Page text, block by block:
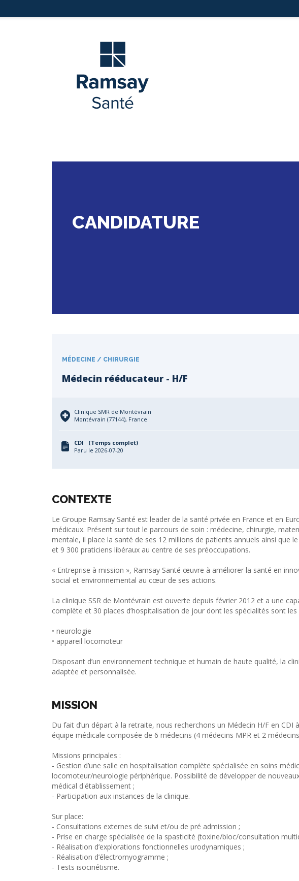
CANDIDATURE
MÉDECINE / CHIRURGIE
Médecin rééducateur - H/F
Clinique SMR de Montévrain
Montévrain (77144), France
CDI (Temps complet)
Paru le 2026-07-20
CONTEXTE
Le Groupe Ramsay Santé est leader de la santé privée en France et en
médicaux. Présent sur tout le parcours de soin : médecine, chirurgie,
mentale, il place la santé de ses 12 millions de patients annuels ainsi que
et 9 300 praticiens libéraux au centre de ses préoccupations.
« Entreprise à mission », Ramsay Santé œuvre à améliorer la santé en
social et environnemental au cœur de ses actions.
La clinique SSR de Montévrain est ouverte depuis février 2012 et a une
complète et 30 places d’hospitalisation de jour dont les spécialités sont les
• neurologie
• appareil locomoteur
Disposant d’un environnement technique et humain de haute qualité, la
adaptée et personnalisée.
MISSION
Du fait d’un départ à la retraite, nous recherchons un Médecin H/F en
équipe médicale composée de 6 médecins (4 médecins MPR et 2
Missions principales :
- Gestion d’une salle en hospitalisation complète spécialisée en soins
locomoteur/neurologie périphérique. Possibilité de développer de
médical d'établissement ;
- Participation aux instances de la clinique.
Sur place:
- Consultations externes de suivi et/ou de pré admission ;
- Prise en charge spécialisée de la spasticité (toxine/bloc/consultation
- Réalisation d’explorations fonctionnelles urodynamiques ;
- Réalisation d’électromyogramme ;
- Tests isocinétisme.